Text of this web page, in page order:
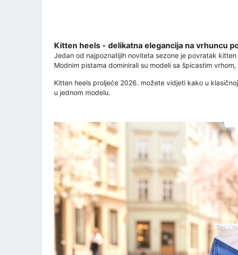
Kitten heels - delikatna elegancija na vrhuncu
Jedan od najpoznatijih noviteta sezone je povratak
Modnim pistama dominirali su modeli sa špicastim
Kitten heels proljeće 2026. možete vidjeti kako u
u jednom modelu.